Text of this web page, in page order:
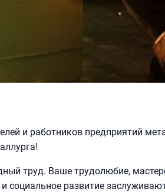
и работников предприятий
труд. Ваше трудолюбие,
социальное развитие